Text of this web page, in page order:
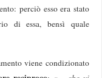
perciò esso era stato
di essa, bensì quale
viene condizionato